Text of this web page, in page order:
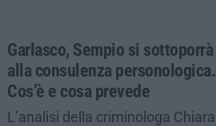
Garlasco, Sempio si sottoporrà
alla consulenza personologica.
Cos’è e cosa prevede
L’analisi della criminologa Chiara